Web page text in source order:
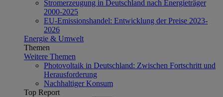
Stromerzeugung in Deutschland nach Energieträger
2000-2025
EU-Emissionshandel: Entwicklung der Preise 2023-
2026
Energie & Umwelt
Themen
Weitere Themen
Photovoltaik in Deutschland: Zwischen Fortschritt und
Herausforderung
Nachhaltiger Konsum
Top Report